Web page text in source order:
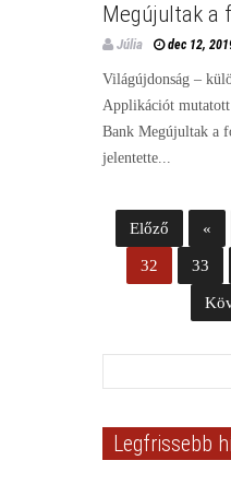
Megújultak a
Júlia dec 12,
Világújdonság –
Applikációt
Bank Megújultak a
jelentette...
Előző «
32 33
Legfrissebb